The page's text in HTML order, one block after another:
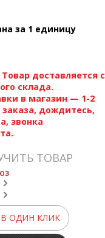
за 1 единицу
доставляется с
склада.
в магазин — 1-2
заказа, дождитесь,
звонка
ТОВАР
ОДИН КЛИК